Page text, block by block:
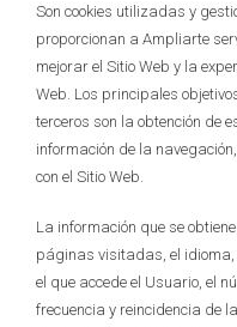
Son cookies utilizadas y
proporcionan a Ampliarte
mejorar el Sitio Web y la
Web. Los principales
terceros son la obtención de
información de la
con el Sitio Web.
La información que se
páginas visitadas, el idioma,
el que accede el Usuario, el
frecuencia y reincidencia de